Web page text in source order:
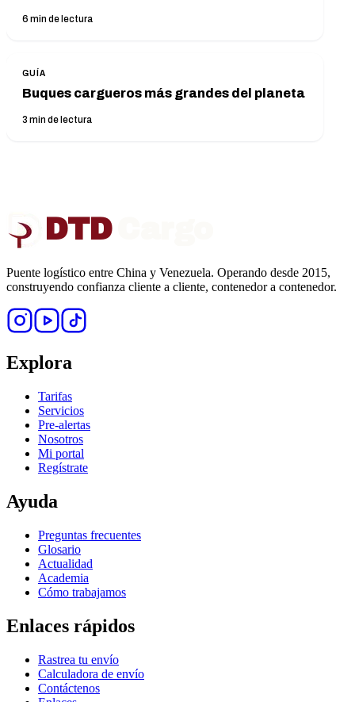
6 min de lectura
GUÍA
Buques cargueros más grandes del planeta
3 min de lectura
DTD
Puente logístico entre China y Venezuela. Operando desde 2015,
construyendo confianza cliente a cliente, contenedor a contenedor.
Explora
Tarifas
Servicios
Pre-alertas
Nosotros
Mi portal
Regístrate
Ayuda
Preguntas frecuentes
Glosario
Actualidad
Academia
Cómo trabajamos
Enlaces rápidos
Rastrea tu envío
Calculadora de envío
Contáctenos